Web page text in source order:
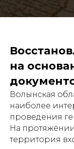
на
Волынская
наиболее
проведения
На протяжении
территория